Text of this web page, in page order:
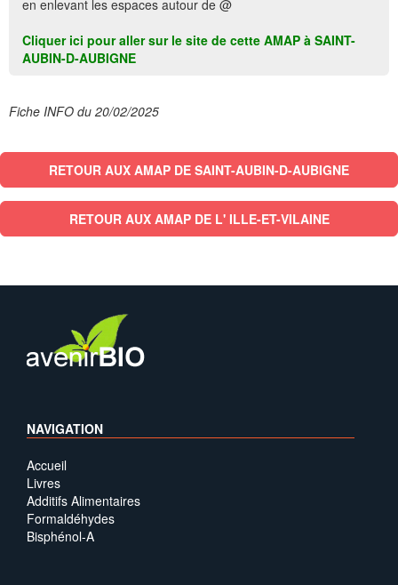
en enlevant les espaces autour de @
Cliquer ici pour aller sur le site de cette AMAP à SAINT-
AUBIN-D-AUBIGNE
Fiche INFO du 20/02/2025
RETOUR AUX AMAP DE SAINT-AUBIN-D-AUBIGNE
RETOUR AUX AMAP DE L' ILLE-ET-VILAINE
NAVIGATION
Accueil
Livres
Additifs Alimentaires
Formaldéhydes
Bisphénol-A